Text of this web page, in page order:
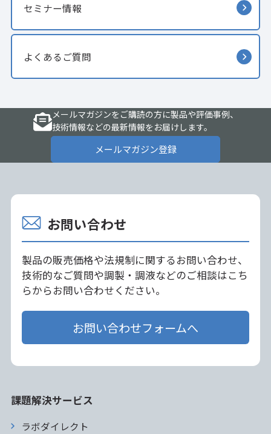
セミナー情報
よくあるご質問
メールマガジンをご購読の方に製品や評価事例、
技術情報などの最新情報をお届けします。
メールマガジン登録
お問い合わせ
製品の販売価格や法規制に関するお問い合わせ、
技術的なご質問や調製・調液などのご相談はこち
らからお問い合わせください。
お問い合わせフォームへ
課題解決サービス
ラボダイレクト